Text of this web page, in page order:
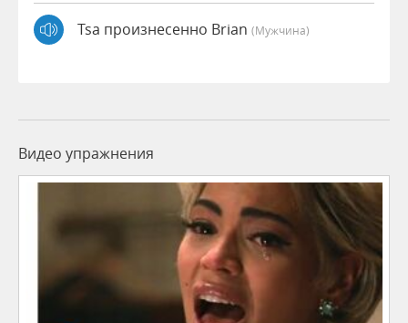
Tsa произнесенно Brian (мужчина)
Видео упражнения